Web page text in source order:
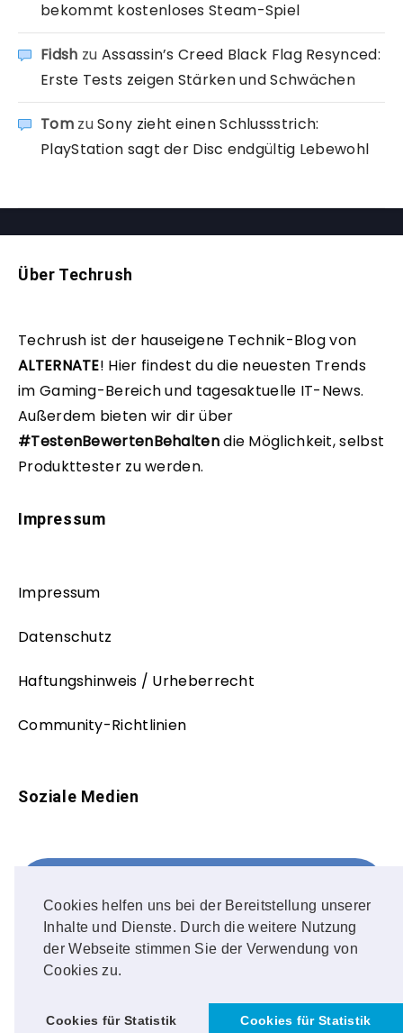
Cookies helfen uns bei der Bereitstellung unserer
Inhalte und Dienste. Durch die weitere Nutzung
der Webseite stimmen Sie der Verwendung von
Cookies zu.
Cookies für Statistik Cookies für Statistik
bekommt kostenloses Steam-Spiel
Fidsh zu Assassin’s Creed Black Flag Resynced:
Erste Tests zeigen Stärken und Schwächen
TomzuSony zieht einen Schlussstrich:
PlayStation sagt der Disc endgültig Lebewohl
Über Techrush
Techrush ist der hauseigene Technik-Blog von
ALTERNATE! Hier findest du die neuesten Trends
im Gaming-Bereich und tagesaktuelle IT-News.
Außerdem bieten wir dir über
#TestenBewertenBehaltendie Möglichkeit, selbst
Produkttester zu werden.
Impressum
Impressum
Datenschutz
Haftungshinweis / Urheberrecht
Community-Richtlinien
Soziale Medien
FOLLOW ME!
Instagram
OUR PHOTOS!